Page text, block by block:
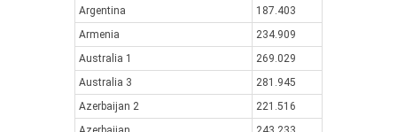
Argentina
187.403
Armenia
234.909
Australia 1
269.029
Australia 3
281.945
Azerbaijan 2
221.516